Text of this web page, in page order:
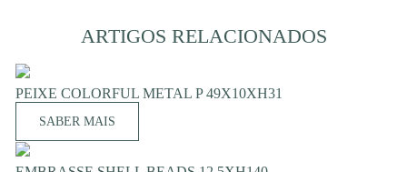
H70
ARTIGOS RELACIONADOS
PEIXE COLORFUL METAL P 49X10XH31
SABER MAIS